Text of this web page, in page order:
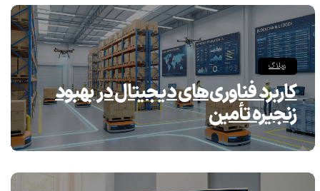
وبلاگ
کاربرد فناوری‌های دیجیتال در بهبود
زنجیره تأمین